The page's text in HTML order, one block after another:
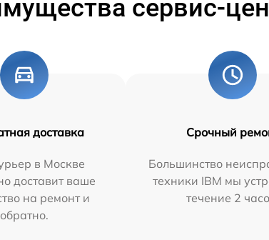
сервис-
доставка
в Москве
доставит ваше
на ремонт и
обратно.
Срочный
Большинство
техники IBM мы
течение 2